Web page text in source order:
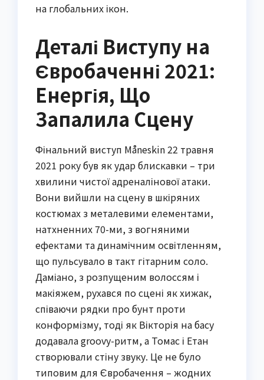
на глобальних ікон.
Деталі Виступу на
Євробаченні 2021:
Енергія, Що
Запалила Сцену
Фінальний виступ Måneskin 22 травня
2021 року був як удар блискавки – три
хвилини чистої адреналінової атаки.
Вони вийшли на сцену в шкіряних
костюмах з металевими елементами,
натхненних 70-ми, з вогняними
ефектами та динамічним освітленням,
що пульсувало в такт гітарним соло.
Даміано, з розпущеним волоссям і
макіяжем, рухався по сцені як хижак,
співаючи рядки про бунт проти
конформізму, тоді як Вікторія на басу
додавала groovy-ритм, а Томас і Етан
створювали стіну звуку. Це не було
типовим для Євробачення – жодних